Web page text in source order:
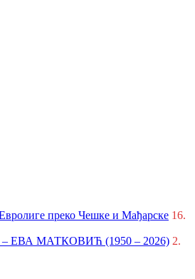
преко Чешке и Мађарске 16.
МАТКОВИЋ (1950 – 2026) 2.